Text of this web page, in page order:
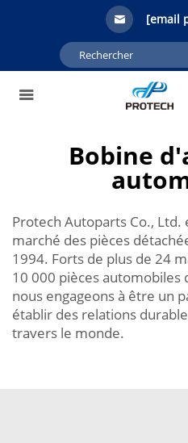
[email
Bobine
Protech Autoparts Co.,
marché des pièces
1994. Forts de plus de 24
10 000 pièces automobiles
nous engageons à être un
établir des relations
travers le monde.